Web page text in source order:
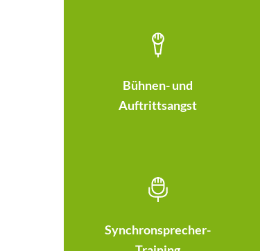
Bühnen- und
Auftrittsangst
Synchronsprecher-